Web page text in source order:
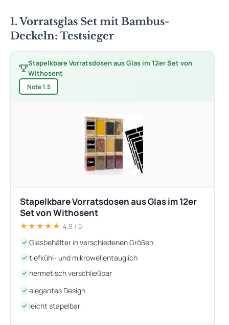
1. Vorratsglas Set mit Bambus-
Deckeln: Testsieger
Stapelkbare Vorratsdosen aus Glas im 12er Set von
Withosent
Note 1.5
Stapelkbare Vorratsdosen aus Glas im 12er
Set von Withosent
★★★★★ 4,9 / 5
Glasbehälter in verschiedenen Größen
tiefkühl- und mikrowellentauglich
hermetisch verschließbar
elegantes Design
leicht stapelbar